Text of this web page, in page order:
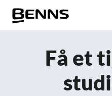
Få et
Vis resultater for:
Firma- og